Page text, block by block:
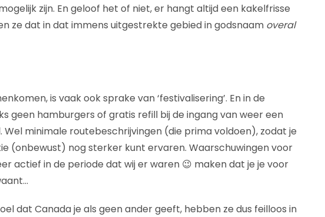
zijn. En geloof het of niet, er hangt altijd een kakelfrisse
ze dat in dat immens uitgestrekte gebied in godsnaam overal
is vaak ook sprake van ‘festivalisering’. En in de
geen hamburgers of gratis refill bij de ingang van weer een
minimale routebeschrijvingen (die prima voldoen), zodat je
(onbewust) nog sterker kunt ervaren. Waarschuwingen voor
actief in de periode dat wij er waren 😉 maken dat je je voor
dat Canada je als geen ander geeft, hebben ze dus feilloos in